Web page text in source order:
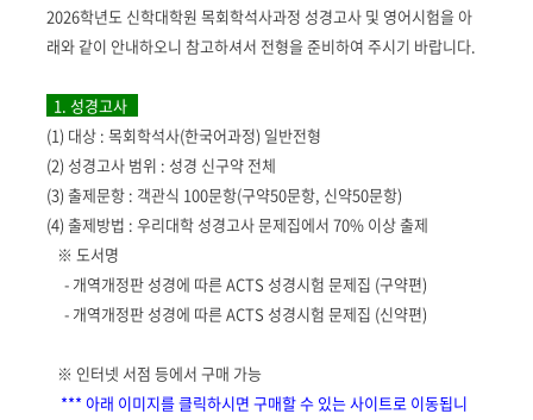
게
시
글
문
2026학년도 신학대학원 목회학석사과정 성경고사 및 영어시험을 아
래와 같이 안내하오니 참고하셔서 전형을 준비하여 주시기 바랍니다.
1. 성경고사
(1) 대상 : 목회학석사(한국어과정) 일반전형
(2) 성경고사 범위 : 성경 신구약 전체
(3) 출제문항 : 객관식 100문항(구약50문항, 신약50문항)
(4) 출제방법 : 우리대학 성경고사 문제집에서70% 이상 출제
※도서명
- 개역개정판 성경에 따른ACTS 성경시험 문제집 (구약편)
- 개역개정판 성경에 따른ACTS 성경시험 문제집 (신약편)
※ 인터넷 서점 등에서 구매 가능
*** 아래 이미지를 클릭하시면 구매할 수 있는 사이트로 이동됩니